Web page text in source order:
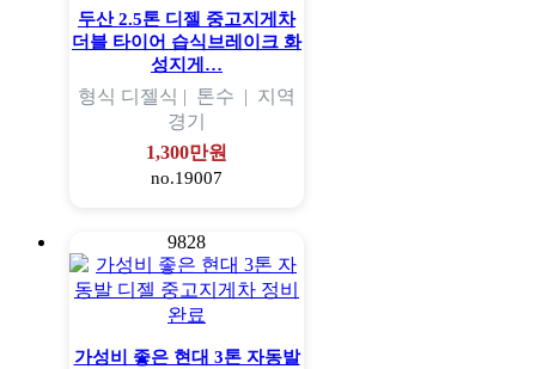
두산 2.5톤 디젤 중고지게차
더블 타이어 습식브레이크 화
성지게…
형식 디젤식 | 톤수 | 지역
경기
1,300만원
no.19007
9828
가성비 좋은 현대 3톤 자동발